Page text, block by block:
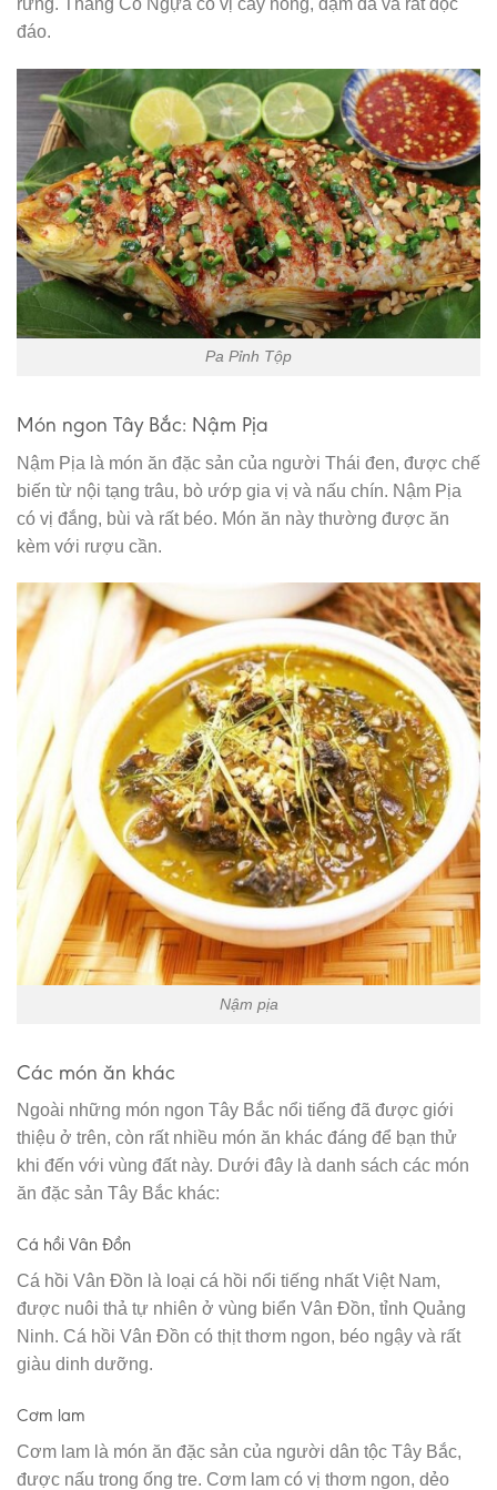
đáo.
Pa Pỉnh Tộp
Món ngon Tây Bắc: Nậm Pịa
Nậm Pịa là món ăn đặc sản của người Thái đen, được chế
biến từ nội tạng trâu, bò ướp gia vị và nấu chín. Nậm Pịa
có vị đắng, bùi và rất béo. Món ăn này thường được ăn
kèm với rượu cần.
Nậm pịa
Các món ăn khác
Ngoài những món ngon Tây Bắc nổi tiếng đã được giới
thiệu ở trên, còn rất nhiều món ăn khác đáng để bạn thử
khi đến với vùng đất này. Dưới đây là danh sách các món
ăn đặc sản Tây Bắc khác:
Cá hồi Vân Đồn
Cá hồi Vân Đồn là loại cá hồi nổi tiếng nhất Việt Nam,
được nuôi thả tự nhiên ở vùng biển Vân Đồn, tỉnh Quảng
Ninh. Cá hồi Vân Đồn có thịt thơm ngon, béo ngậy và rất
giàu dinh dưỡng.
Cơm lam
Cơm lam là món ăn đặc sản của người dân tộc Tây Bắc,
được nấu trong ống tre. Cơm lam có vị thơm ngon, dẻo